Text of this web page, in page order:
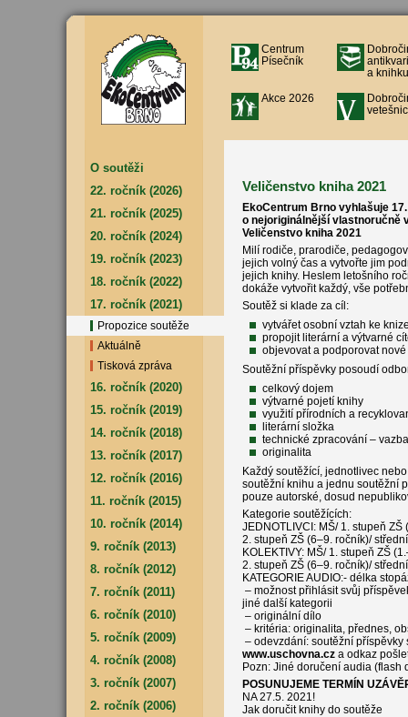
Centrum
Písečník
a
Akce 2026
O soutěži
22. ročník (2026)
21. ročník (2025)
20. ročník (2024)
19. ročník (2023)
18. ročník (2022)
17. ročník (2021)
Propozice soutěže
Aktuálně
Tisková zpráva
16. ročník (2020)
15. ročník (2019)
14. ročník (2018)
13. ročník (2017)
12. ročník (2016)
11. ročník (2015)
10. ročník (2014)
9. ročník (2013)
8. ročník (2012)
7. ročník (2011)
6. ročník (2010)
5. ročník (2009)
4. ročník (2008)
3. ročník (2007)
2. ročník (2006)
Veličenstvo kniha 2021
EkoCentrum Brno vyhlašuje
o nejoriginálnější vlastnoručně
Veličenstvo kniha 2021
Milí rodiče, prarodiče,
jejich volný čas a vytvořte jim
jejich knihy. Heslem letošního
dokáže vytvořit každý, vše
Soutěž si klade za cíl:
vytvářet osobní vztah ke
propojit literární a výtvarné
objevovat a podporovat nové
Soutěžní příspěvky posoudí
celkový dojem
výtvarné pojetí knihy
využití přírodních a
literární složka
technické zpracování –
originalita
Každý soutěžící, jednotlivec
soutěžní knihu a jednu soutěžní
pouze autorské, dosud
Kategorie soutěžících:
JEDNOTLIVCI: MŠ/ 1. stupeň
2. stupeň ZŠ (6–9. ročník)/
KOLEKTIVY: MŠ/ 1. stupeň ZŠ
2. stupeň ZŠ (6–9. ročník)/
KATEGORIE AUDIO:- délka
– možnost přihlásit svůj
jiné další kategorii
– originální dílo
– kritéria: originalita, přednes,
– odevzdání: soutěžní
www.uschovna.cza odkaz
Pozn: Jiné doručení audia (flash
POSUNUJEME TERMÍN
NA 27.5. 2021!
Jak doručit knihy do soutěže